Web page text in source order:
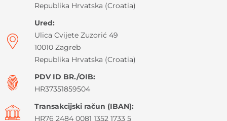
Republika Hrvatska (Croatia)
Ured:
Ulica Cvijete Zuzorić 49
10010 Zagreb
Republika Hrvatska (Croatia)
PDV ID BR./OIB:
HR37351859504
Transakcijski račun (IBAN):
HR76 2484 0081 1352 1733 5